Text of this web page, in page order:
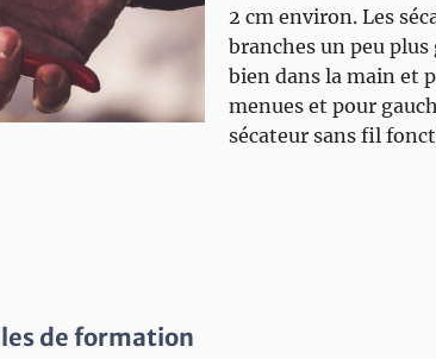
2 cm environ. Les
branches un peu
bien dans la main et
menues et pour
sécateur sans fil
de formation